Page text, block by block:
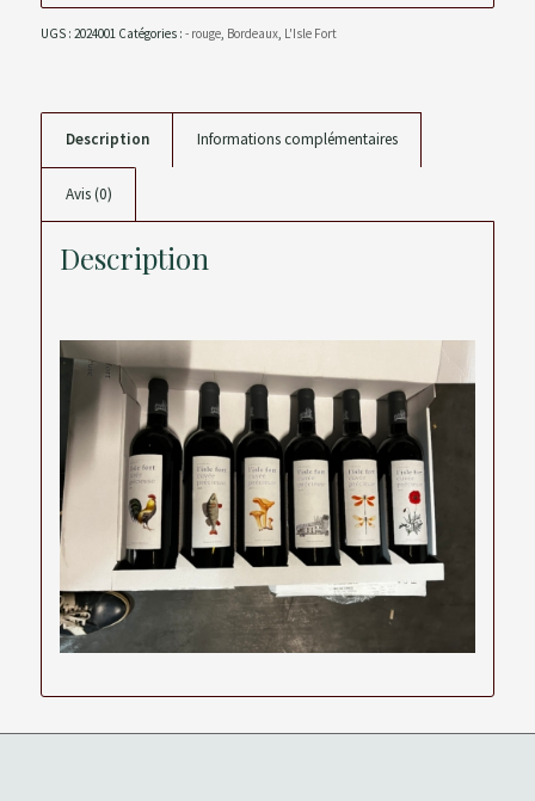
UGS : 2024001 Catégories : - rouge, Bordeaux, L'Isle Fort
Description Informations complémentaires
Avis (0)
Description